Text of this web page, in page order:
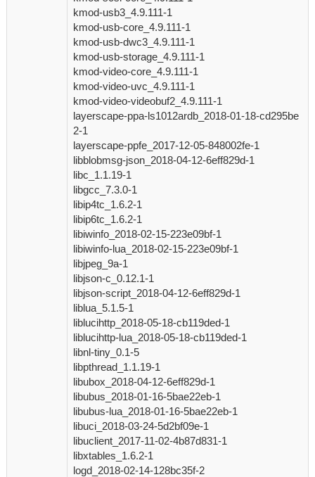
kmod-usb3_4.9.111-1
kmod-usb-core_4.9.111-1
kmod-usb-dwc3_4.9.111-1
kmod-usb-storage_4.9.111-1
kmod-video-core_4.9.111-1
kmod-video-uvc_4.9.111-1
kmod-video-videobuf2_4.9.111-1
layerscape-ppa-ls1012ardb_2018-01-18-cd295be
2-1
layerscape-ppfe_2017-12-05-848002fe-1
libblobmsg-json_2018-04-12-6eff829d-1
libc_1.1.19-1
libgcc_7.3.0-1
libip4tc_1.6.2-1
libip6tc_1.6.2-1
libiwinfo_2018-02-15-223e09bf-1
libiwinfo-lua_2018-02-15-223e09bf-1
libjpeg_9a-1
libjson-c_0.12.1-1
libjson-script_2018-04-12-6eff829d-1
liblua_5.1.5-1
liblucihttp_2018-05-18-cb119ded-1
liblucihttp-lua_2018-05-18-cb119ded-1
libnl-tiny_0.1-5
libpthread_1.1.19-1
libubox_2018-04-12-6eff829d-1
libubus_2018-01-16-5bae22eb-1
libubus-lua_2018-01-16-5bae22eb-1
libuci_2018-03-24-5d2bf09e-1
libuclient_2017-11-02-4b87d831-1
libxtables_1.6.2-1
logd_2018-02-14-128bc35f-2